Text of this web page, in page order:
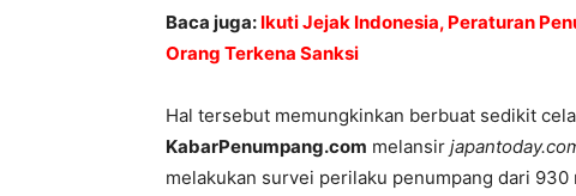
Baca juga: Ikuti Jejak Indonesia, Peraturan
Orang Terkena Sanksi
Hal tersebut memungkinkan berbuat sedikit
KabarPenumpang.com melansir
melakukan survei perilaku penumpang dari